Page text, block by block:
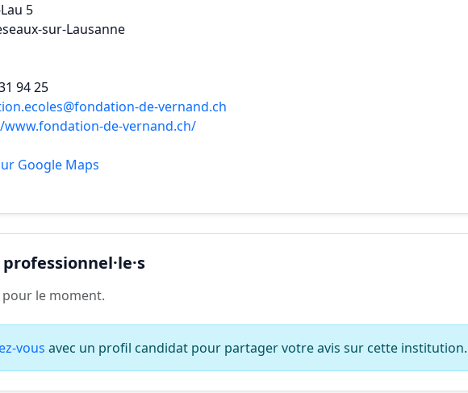
5
sur-Lausanne
94 25
de-vernand.ch
de-vernand.ch/
Google Maps
pour le moment.
vous avec un profil candidat pour partager votre avis sur cette institution.